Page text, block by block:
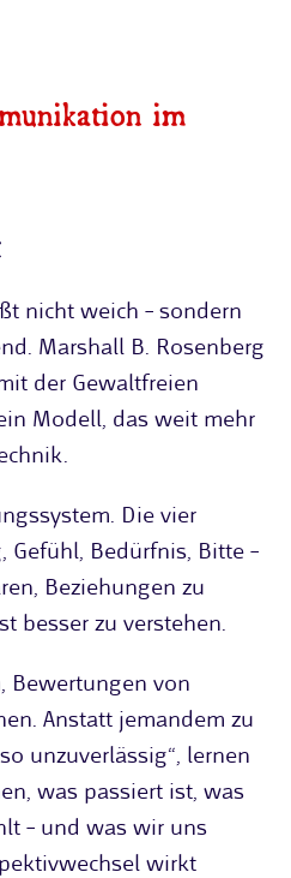
im
nicht weich – sondern
Marshall B. Rosenberg
der Gewaltfreien
Modell, das weit mehr
Die vier
Gefühl, Bedürfnis, Bitte –
Beziehungen zu
besser zu verstehen.
Bewertungen von
Anstatt jemandem zu
unzuverlässig“, lernen
was passiert ist, was
– und was wir uns
wirkt